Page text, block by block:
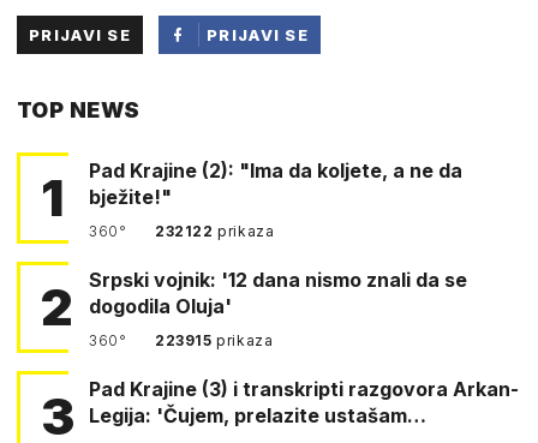
PRIJAVI SE
PRIJAVI SE
TOP NEWS
1
Pad Krajine (2): "Ima da koljete, a ne da
bježite!"
360° 232122prikaza
2
Srpski vojnik: '12 dana nismo znali da se
dogodila Oluja'
360° 223915prikaza
3
Pad Krajine (3) i transkripti razgovora Arkan-
Legija: 'Čujem, prelazite ustašam…